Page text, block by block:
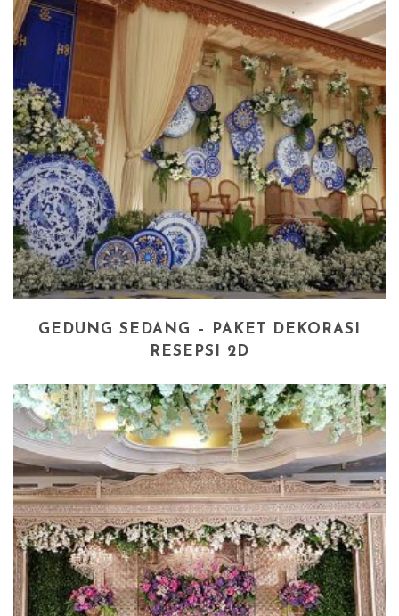
GEDUNG SEDANG – PAKET DEKORASI
RESEPSI 2D